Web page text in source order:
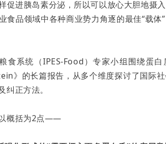
促进胰岛素分泌，所以可以放心大胆地摄
食品领域中各种商业势力角逐的最佳“载
食系统（IPES-Food）专家小组围绕蛋
》的长篇报告，从多个维度探讨了国际
纠正方法。
概括为2点——